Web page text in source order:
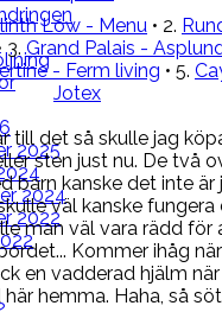
2025
2024
2022
Low - Menu • 2.
3.Grand Palais -
- Ferm living • 5.
Jotex
till det så skulle jag
sten just nu. De två
barn kanske det inte
väl kanske fungera
man väl vara rädd för
Kommer ihåg
en vadderad hjälm
hemma. Haha, så